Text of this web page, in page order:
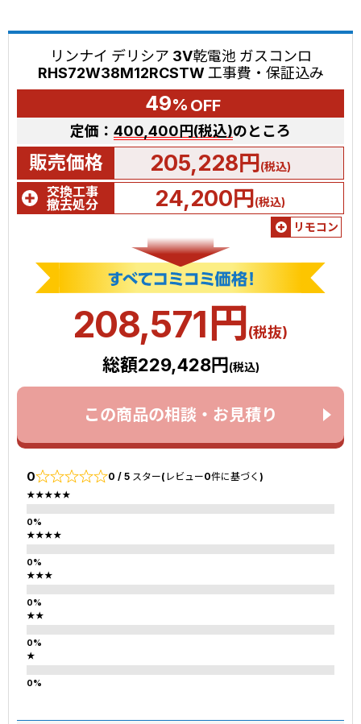
リンナイ デリシア 3V乾電池 ガスコンロ
RHS72W38M12RCSTW 工事費・保証込み
49% OFF
定価： 400,400円(税込)のところ
販売価格 205,228円(税込)
交換工事
撤去処分
24,200円(税込)
リモコン
208,571円(税抜)
総額229,428円(税込)
この商品の相談・お見積り
0 0 / 5 スター(レビュー0件に基づく)
★★★★★
★★★★
★★★
★★
★